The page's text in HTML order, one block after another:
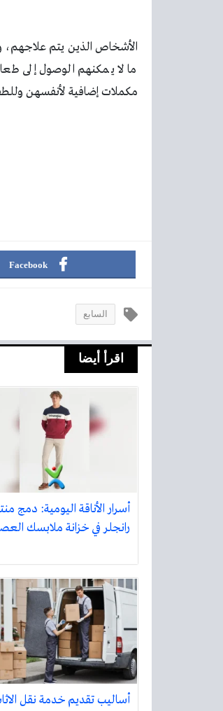
الأشخاص الذين يتم علاجهم،
ما لا يمكنهم الوصول إلى
مكملات إضافية لأنفسهن
Facebook
السابع
اقرأ أيضا
أسرار الأناقة اليومية: دمج
رانجلر في خزانة ملابسك
أساليب تقديم خدمة نقل